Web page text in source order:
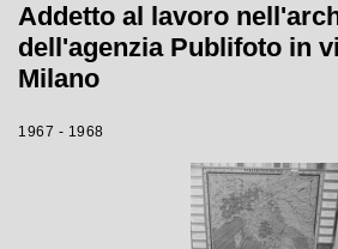
Addetto al lavoro
dell'agenzia Publifoto in
Milano
1967 - 1968